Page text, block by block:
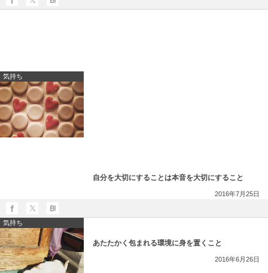
気持ち
自分を大切にすることは本音を大切にすること
2016年7月25日
気持ち
あたたかく包まれる環境に身を置くこと
2016年6月26日